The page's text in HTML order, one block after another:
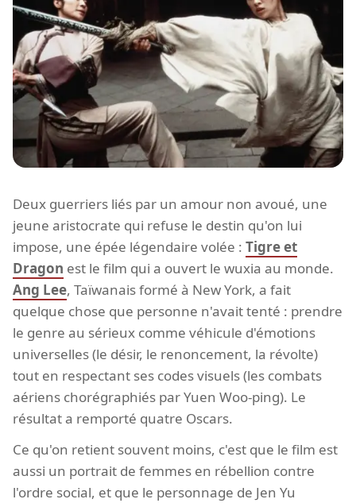
Deux guerriers liés par un amour non avoué, une
jeune aristocrate qui refuse le destin qu'on lui
impose, une épée légendaire volée : Tigre et
Dragon est le film qui a ouvert le wuxia au monde.
Ang Lee, Taïwanais formé à New York, a fait
quelque chose que personne n'avait tenté : prendre
le genre au sérieux comme véhicule d'émotions
universelles (le désir, le renoncement, la révolte)
tout en respectant ses codes visuels (les combats
aériens chorégraphiés par Yuen Woo-ping). Le
résultat a remporté quatre Oscars.
Ce qu'on retient souvent moins, c'est que le film est
aussi un portrait de femmes en rébellion contre
l'ordre social, et que le personnage de Jen Yu